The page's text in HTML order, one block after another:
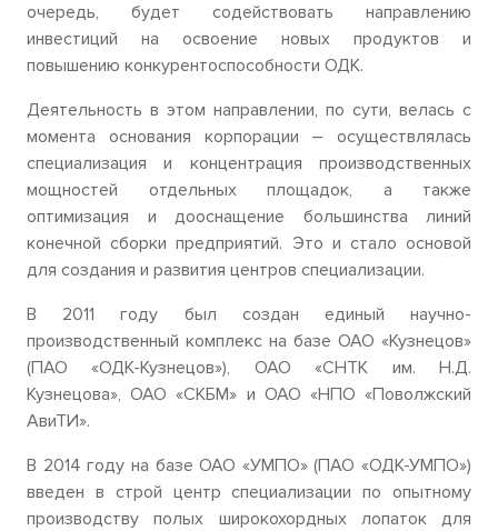
очередь, будет содействовать направлению
инвестиций на освоение новых продуктов и
повышению конкурентоспособности ОДК.
Деятельность в этом направлении, по сути, велась с
момента основания корпорации – осуществлялась
специализация и концентрация производственных
мощностей отдельных площадок, а также
оптимизация и дооснащение большинства линий
конечной сборки предприятий. Это и стало основой
для создания и развития центров специализации.
В 2011 году был создан единый научно-
производственный комплекс на базе ОАО «Кузнецов»
(ПАО «ОДК-Кузнецов»), ОАО «СНТК им. Н.Д.
Кузнецова», ОАО «СКБМ» и ОАО «НПО «Поволжский
АвиТИ».
В 2014 году на базе ОАО «УМПО» (ПАО «ОДК-УМПО»)
введен в строй центр специализации по опытному
производству полых широкохордных лопаток для